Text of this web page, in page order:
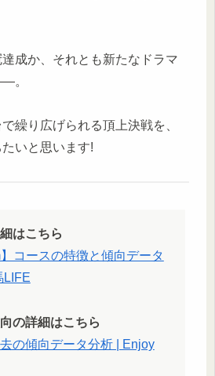
成か、それとも新たなドラマ
。
繰り広げられる頂上決戦を、
いと思います!
はこちら
】コースの特徴と傾向データ
LIFE
の詳細はこちら
去の傾向データ分析 | Enjoy